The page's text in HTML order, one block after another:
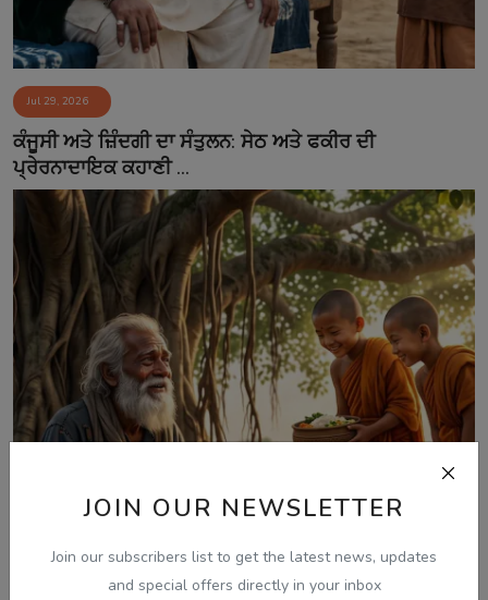
JOIN OUR NEWSLETTER
Join our subscribers list to get the latest news, updates
and special offers directly in your inbox
Jul 29, 2026
ਕੰਜੂਸੀ ਅਤੇ ਜ਼ਿੰਦਗੀ ਦਾ ਸੰਤੁਲਨ: ਸੇਠ ਅਤੇ ਫਕੀਰ ਦੀ
ਪ੍ਰੇਰਨਾਦਾਇਕ ਕਹਾਣੀ ...